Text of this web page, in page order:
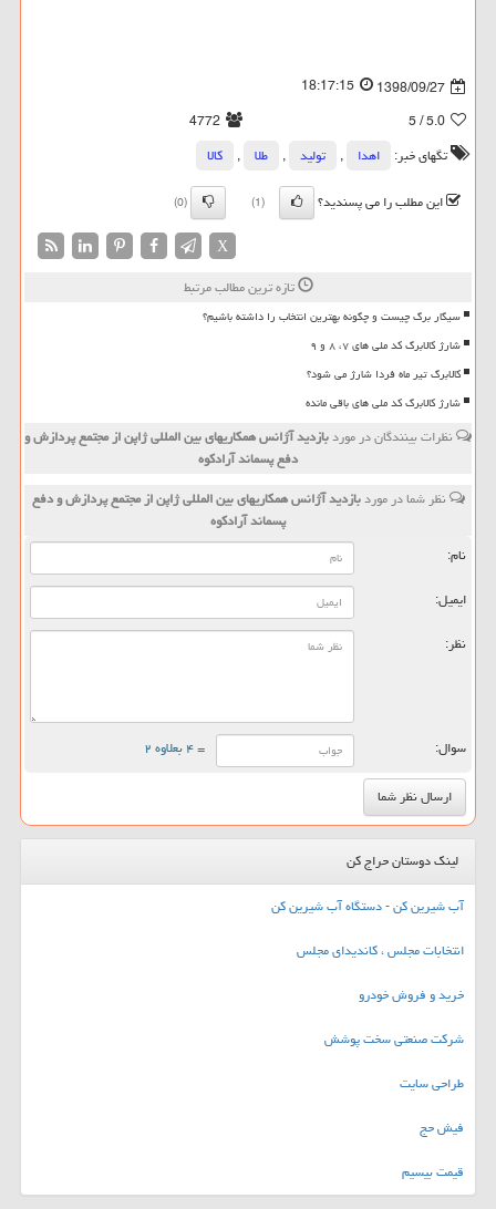
1398/09/27
18:17:15
5.0
/ 5
4772
تگهای خبر:
اهدا , تولید , طلا ,
كالا
این مطلب را می پسندید؟
(1)
(0)
X
تازه ترین مطالب مرتبط
سیگار برگ چیست و چگونه بهترین انتخاب را داشته باشیم؟
شارژ کالابرگ کد ملی های ۷، ۸ و ۹
کالابرگ تیر ماه فردا شارژ می شود؟
شارژ کالابرگ کد ملی های باقی مانده
نظرات بینندگان در موردبازدید آژانس همكاریهای بین المللی ژاپن از مجتمع پردازش و
دفع پسماند آرادكوه
نظر شما در موردبازدید آژانس همكاریهای بین المللی ژاپن از مجتمع پردازش و دفع
پسماند آرادكوه
نام:
ایمیل:
نظر:
سوال: = ۴ بعلاوه ۲
لینک دوستان حراج کن
آب شیرین کن - دستگاه آب شیرین کن
انتخابات مجلس ، کاندیدای مجلس
خرید و فروش خودرو
شرکت صنعتی سخت پوشش
طراحی سایت
فیش حج
قیمت بیسیم